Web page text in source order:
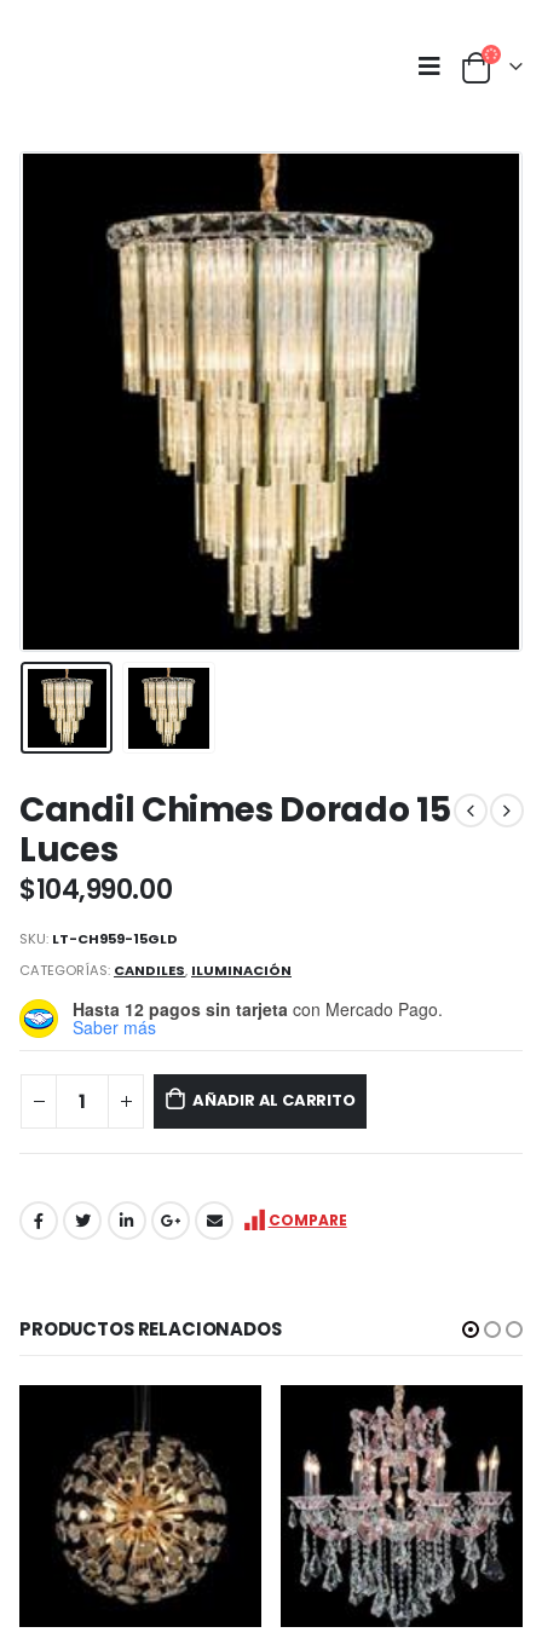
Candil Chimes Dorado 15
Luces
$104,990.00
SKU: LT-CH959-15GLD
CATEGORÍAS: CANDILES, ILUMINACIÓN
Hasta 12 pagos sin tarjeta con Mercado Pago.
Saber más
AÑADIR AL CARRITO
COMPARE
PRODUCTOS RELACIONADOS